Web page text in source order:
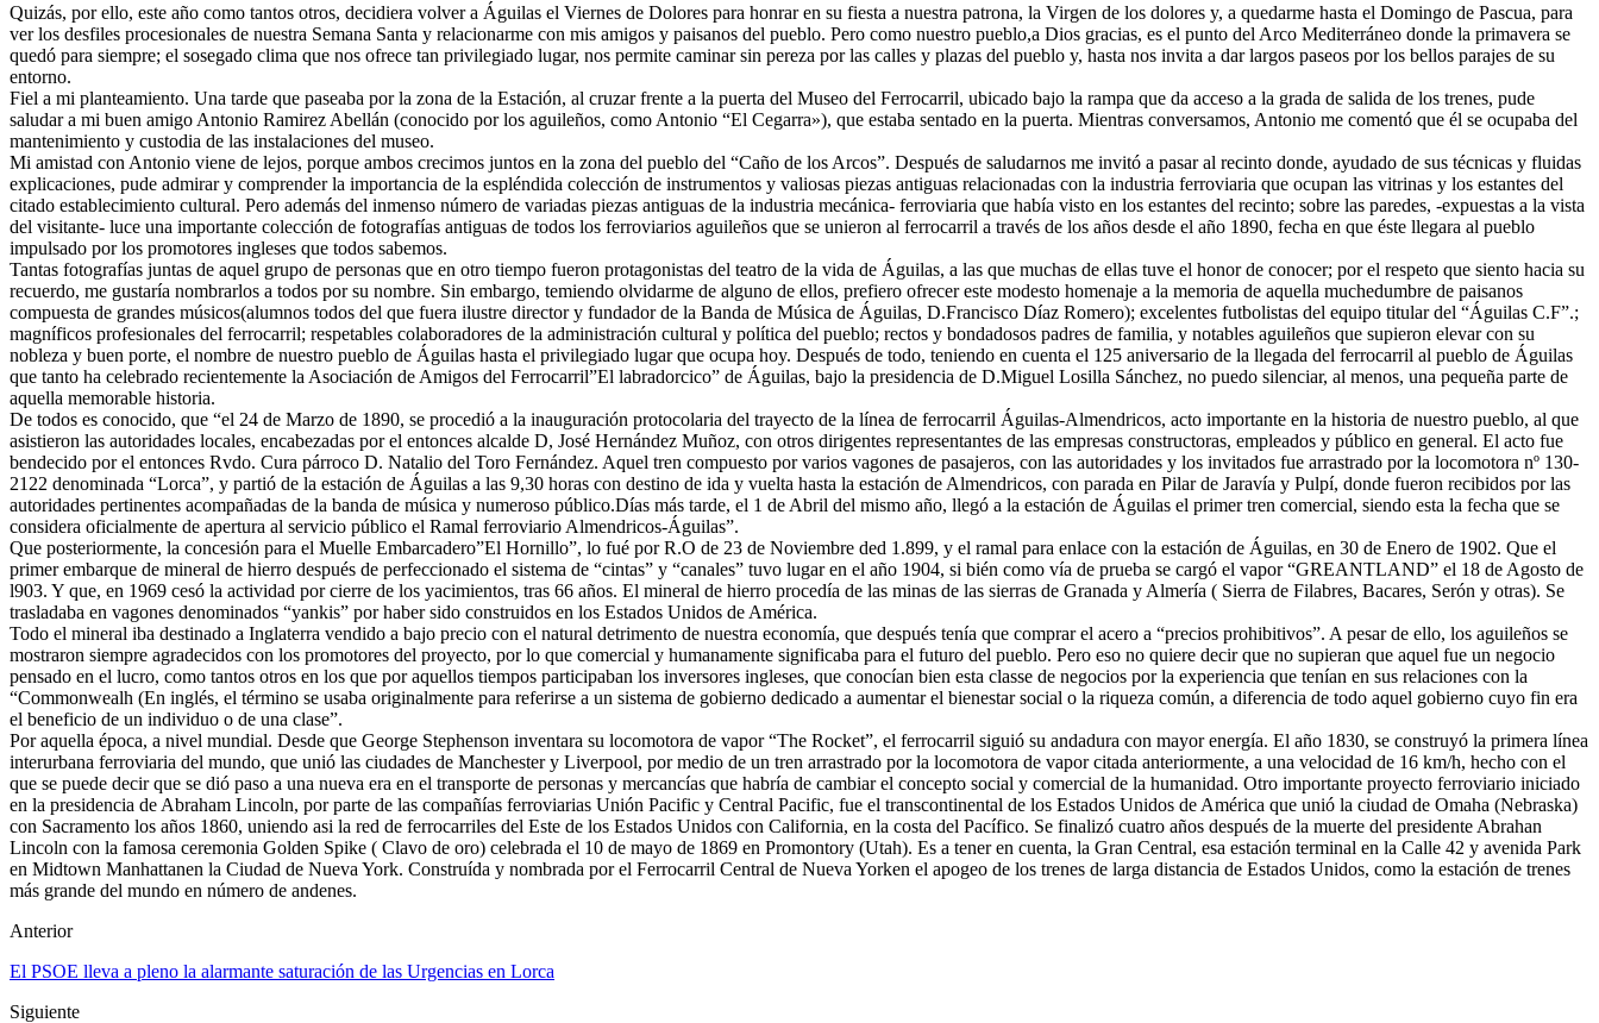
Quizás, por ello, este año como tantos otros, decidiera volver a Águilas el Viernes de Dolores para honrar en su fiesta a nuestra patrona, la Virgen de los dolores y, a quedarme hasta el Domingo de Pascua, para
ver los desfiles procesionales de nuestra Semana Santa y relacionarme con mis amigos y paisanos del pueblo. Pero como nuestro pueblo,a Dios gracias, es el punto del Arco Mediterráneo donde la primavera se
quedó para siempre; el sosegado clima que nos ofrece tan privilegiado lugar, nos permite caminar sin pereza por las calles y plazas del pueblo y, hasta nos invita a dar largos paseos por los bellos parajes de su
entorno.
Fiel a mi planteamiento. Una tarde que paseaba por la zona de la Estación, al cruzar frente a la puerta del Museo del Ferrocarril, ubicado bajo la rampa que da acceso a la grada de salida de los trenes, pude
saludar a mi buen amigo Antonio Ramirez Abellán (conocido por los aguileños, como Antonio “El Cegarra»), que estaba sentado en la puerta. Mientras conversamos, Antonio me comentó que él se ocupaba del
mantenimiento y custodia de las instalaciones del museo.
Mi amistad con Antonio viene de lejos, porque ambos crecimos juntos en la zona del pueblo del “Caño de los Arcos”. Después de saludarnos me invitó a pasar al recinto donde, ayudado de sus técnicas y fluidas
explicaciones, pude admirar y comprender la importancia de la espléndida colección de instrumentos y valiosas piezas antiguas relacionadas con la industria ferroviaria que ocupan las vitrinas y los estantes del
citado establecimiento cultural. Pero además del inmenso número de variadas piezas antiguas de la industria mecánica- ferroviaria que había visto en los estantes del recinto; sobre las paredes, -expuestas a la vista
del visitante- luce una importante colección de fotografías antiguas de todos los ferroviarios aguileños que se unieron al ferrocarril a través de los años desde el año 1890, fecha en que éste llegara al pueblo
impulsado por los promotores ingleses que todos sabemos.
Tantas fotografías juntas de aquel grupo de personas que en otro tiempo fueron protagonistas del teatro de la vida de Águilas, a las que muchas de ellas tuve el honor de conocer; por el respeto que siento hacia su
recuerdo, me gustaría nombrarlos a todos por su nombre. Sin embargo, temiendo olvidarme de alguno de ellos, prefiero ofrecer este modesto homenaje a la memoria de aquella muchedumbre de paisanos
compuesta de grandes músicos(alumnos todos del que fuera ilustre director y fundador de la Banda de Música de Águilas, D.Francisco Díaz Romero); excelentes futbolistas del equipo titular del “Águilas C.F”.;
magníficos profesionales del ferrocarril; respetables colaboradores de la administración cultural y política del pueblo; rectos y bondadosos padres de familia, y notables aguileños que supieron elevar con su
nobleza y buen porte, el nombre de nuestro pueblo de Águilas hasta el privilegiado lugar que ocupa hoy. Después de todo, teniendo en cuenta el 125 aniversario de la llegada del ferrocarril al pueblo de Águilas
que tanto ha celebrado recientemente la Asociación de Amigos del Ferrocarril”El labradorcico” de Águilas, bajo la presidencia de D.Miguel Losilla Sánchez, no puedo silenciar, al menos, una pequeña parte de
aquella memorable historia.
De todos es conocido, que “el 24 de Marzo de 1890, se procedió a la inauguración protocolaria del trayecto de la línea de ferrocarril Águilas-Almendricos, acto importante en la historia de nuestro pueblo, al que
asistieron las autoridades locales, encabezadas por el entonces alcalde D, José Hernández Muñoz, con otros dirigentes representantes de las empresas constructoras, empleados y público en general. El acto fue
bendecido por el entonces Rvdo. Cura párroco D. Natalio del Toro Fernández. Aquel tren compuesto por varios vagones de pasajeros, con las autoridades y los invitados fue arrastrado por la locomotora nº 130-
2122 denominada “Lorca”, y partió de la estación de Águilas a las 9,30 horas con destino de ida y vuelta hasta la estación de Almendricos, con parada en Pilar de Jaravía y Pulpí, donde fueron recibidos por las
autoridades pertinentes acompañadas de la banda de música y numeroso público.Días más tarde, el 1 de Abril del mismo año, llegó a la estación de Águilas el primer tren comercial, siendo esta la fecha que se
considera oficialmente de apertura al servicio público el Ramal ferroviario Almendricos-Águilas”.
Que posteriormente, la concesión para el Muelle Embarcadero”El Hornillo”, lo fué por R.O de 23 de Noviembre ded 1.899, y el ramal para enlace con la estación de Águilas, en 30 de Enero de 1902. Que el
primer embarque de mineral de hierro después de perfeccionado el sistema de “cintas” y “canales” tuvo lugar en el año 1904, si bién como vía de prueba se cargó el vapor “GREANTLAND” el 18 de Agosto de
l903. Y que, en 1969 cesó la actividad por cierre de los yacimientos, tras 66 años. El mineral de hierro procedía de las minas de las sierras de Granada y Almería ( Sierra de Filabres, Bacares, Serón y otras). Se
trasladaba en vagones denominados “yankis” por haber sido construidos en los Estados Unidos de América.
Todo el mineral iba destinado a Inglaterra vendido a bajo precio con el natural detrimento de nuestra economía, que después tenía que comprar el acero a “precios prohibitivos”. A pesar de ello, los aguileños se
mostraron siempre agradecidos con los promotores del proyecto, por lo que comercial y humanamente significaba para el futuro del pueblo. Pero eso no quiere decir que no supieran que aquel fue un negocio
pensado en el lucro, como tantos otros en los que por aquellos tiempos participaban los inversores ingleses, que conocían bien esta classe de negocios por la experiencia que tenían en sus relaciones con la
“Commonwealh (En inglés, el término se usaba originalmente para referirse a un sistema de gobierno dedicado a aumentar el bienestar social o la riqueza común, a diferencia de todo aquel gobierno cuyo fin era
el beneficio de un individuo o de una clase”.
Por aquella época, a nivel mundial. Desde que George Stephenson inventara su locomotora de vapor “The Rocket”, el ferrocarril siguió su andadura con mayor energía. El año 1830, se construyó la primera línea
interurbana ferroviaria del mundo, que unió las ciudades de Manchester y Liverpool, por medio de un tren arrastrado por la locomotora de vapor citada anteriormente, a una velocidad de 16 km/h, hecho con el
que se puede decir que se dió paso a una nueva era en el transporte de personas y mercancías que habría de cambiar el concepto social y comercial de la humanidad. Otro importante proyecto ferroviario iniciado
en la presidencia de Abraham Lincoln, por parte de las compañías ferroviarias Unión Pacific y Central Pacific, fue el transcontinental de los Estados Unidos de América que unió la ciudad de Omaha (Nebraska)
con Sacramento los años 1860, uniendo asi la red de ferrocarriles del Este de los Estados Unidos con California, en la costa del Pacífico. Se finalizó cuatro años después de la muerte del presidente Abrahan
Lincoln con la famosa ceremonia Golden Spike ( Clavo de oro) celebrada el 10 de mayo de 1869 en Promontory (Utah). Es a tener en cuenta, la Gran Central, esa estación terminal en la Calle 42 y avenida Park
en Midtown Manhattanen la Ciudad de Nueva York. Construída y nombrada por el Ferrocarril Central de Nueva Yorken el apogeo de los trenes de larga distancia de Estados Unidos, como la estación de trenes
más grande del mundo en número de andenes.
Anterior
El PSOE lleva a pleno la alarmante saturación de las Urgencias en Lorca
Siguiente